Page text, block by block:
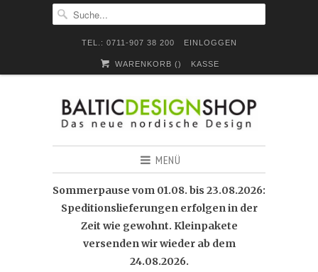
TEL.: 0711-907 38 200 EINLOGGEN
WARENKORB () KASSE
MENÜ
Sommerpause vom 01.08. bis 23.08.2026:
Speditionslieferungen erfolgen in der
Zeit wie gewohnt. Kleinpakete
versenden wir wieder ab dem
24.08.2026.